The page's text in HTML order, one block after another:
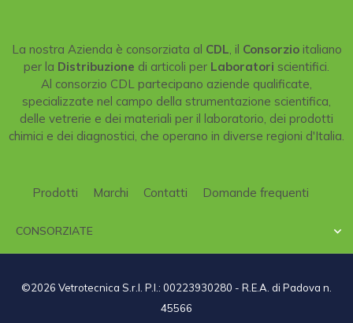
La nostra Azienda è consorziata al CDL , il Consorzioitaliano
per la Distribuzione di articoli per Laboratori scientifici.
Al consorzio CDL partecipano aziende qualificate,
specializzate nel campo della strumentazione scientifica,
delle vetrerie e dei materiali per il laboratorio, dei prodotti
chimici e dei diagnostici, che operano in diverse regioni d'Italia.
Prodotti Marchi Contatti Domande frequenti
CONSORZIATE 
©2026 Vetrotecnica S.r.l. P.I.: 00223930280 - R.E.A. di Padova n.
45566